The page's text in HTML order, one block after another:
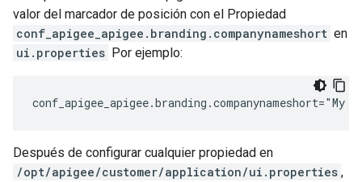
valor del marcador de posición con el Propiedad
conf_apigee_apigee.branding.companynameshort en
ui.properties Por ejemplo:
conf_apigee_apigee.branding.companynameshort="My
Después de configurar cualquier propiedad en
/opt/apigee/customer/application/ui.properties ,